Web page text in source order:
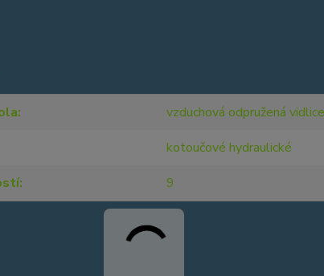
vzduchová odpružená
kotoučové hydraulické
9